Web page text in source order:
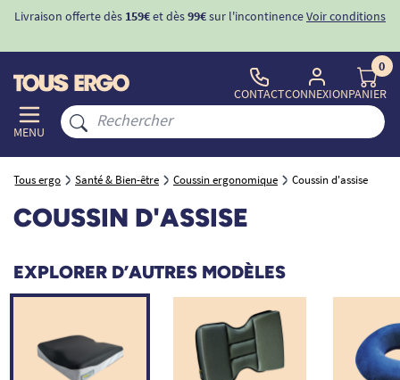
Livraison offerte dès 159€et dès99€sur l'incontinenceVoir conditions
MENU
CONTACTCONNEXION
0
PANIER
Tous ergo Santé & Bien-être Coussin ergonomique Coussin d'assise
COUSSIN D'ASSISE
EXPLORER D’AUTRES MODÈLES